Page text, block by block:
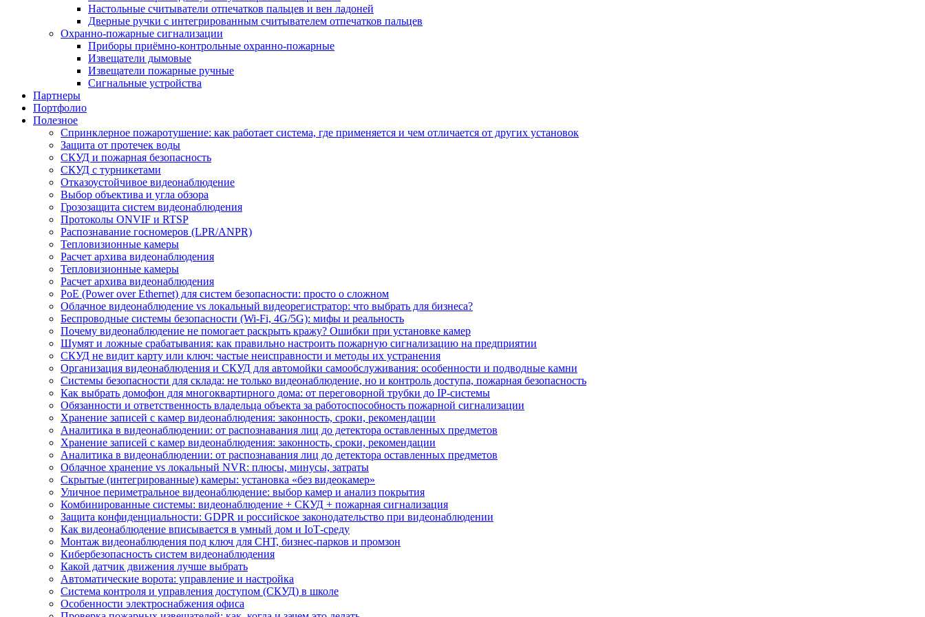
Настольные считыватели отпечатков пальцев и вен ладоней
Дверные ручки с интегрированным считывателем отпечатков пальцев
Охранно-пожарные сигнализации
Приборы приёмно-контрольные охранно-пожарные
Извещатели дымовые
Извещатели пожарные ручные
Сигнальные устройства
Партнеры
Портфолио
Полезное
Спринклерное пожаротушение: как работает система, где применяется и чем отличается от других установок
Защита от протечек воды
СКУД и пожарная безопасность
СКУД с турникетами
Отказоустойчивое видеонаблюдение
Выбор объектива и угла обзора
Грозозащита систем видеонаблюдения
Протоколы ONVIF и RTSP
Распознавание госномеров (LPR/ANPR)
Тепловизионные камеры
Расчет архива видеонаблюдения
Тепловизионные камеры
Расчет архива видеонаблюдения
PoE (Power over Ethernet) для систем безопасности: просто о сложном
Облачное видеонаблюдение vs локальный видеорегистратор: что выбрать для бизнеса?
Беспроводные системы безопасности (Wi-Fi, 4G/5G): мифы и реальность
Почему видеонаблюдение не помогает раскрыть кражу? Ошибки при установке камер
Шумят и ложные срабатывания: как правильно настроить пожарную сигнализацию на предприятии
СКУД не видит карту или ключ: частые неисправности и методы их устранения
Организация видеонаблюдения и СКУД для автомойки самообслуживания: особенности и подводные камни
Системы безопасности для склада: не только видеонаблюдение, но и контроль доступа, пожарная безопасность
Как выбрать домофон для многоквартирного дома: от переговорной трубки до IP-системы
Обязанности и ответственность владельца объекта за работоспособность пожарной сигнализации
Хранение записей с камер видеонаблюдения: законность, сроки, рекомендации
Аналитика в видеонаблюдении: от распознавания лиц до детектора оставленных предметов
Хранение записей с камер видеонаблюдения: законность, сроки, рекомендации
Аналитика в видеонаблюдении: от распознавания лиц до детектора оставленных предметов
Облачное хранение vs локальный NVR: плюсы, минусы, затраты
Скрытые (интегрированные) камеры: установка «без видеокамер»
Уличное периметральное видеонаблюдение: выбор камер и анализ покрытия
Комбинированные системы: видеонаблюдение + СКУД + пожарная сигнализация
Защита конфиденциальности: GDPR и российское законодательство при видеонаблюдении
Как видеонаблюдение вписывается в умный дом и IoT‑среду
Монтаж видеонаблюдения под ключ для СНТ, бизнес‑парков и промзон
Кибербезопасность систем видеонаблюдения
Какой датчик движения лучше выбрать
Автоматические ворота: управление и настройка
Система контроля и управления доступом (СКУД) в школе
Особенности электроснабжения офиса